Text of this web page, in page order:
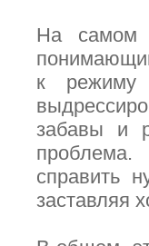
На самом
к режиму
забавы и
проблема.
справить
заставляя